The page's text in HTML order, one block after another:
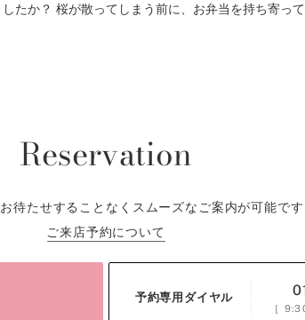
たか？ 桜が散ってしまう前に、お弁当を持ち寄っ
Reservation
待たせすることなくスムーズなご案内が可能で
ご来店予約について
予約専用ダイヤル
［